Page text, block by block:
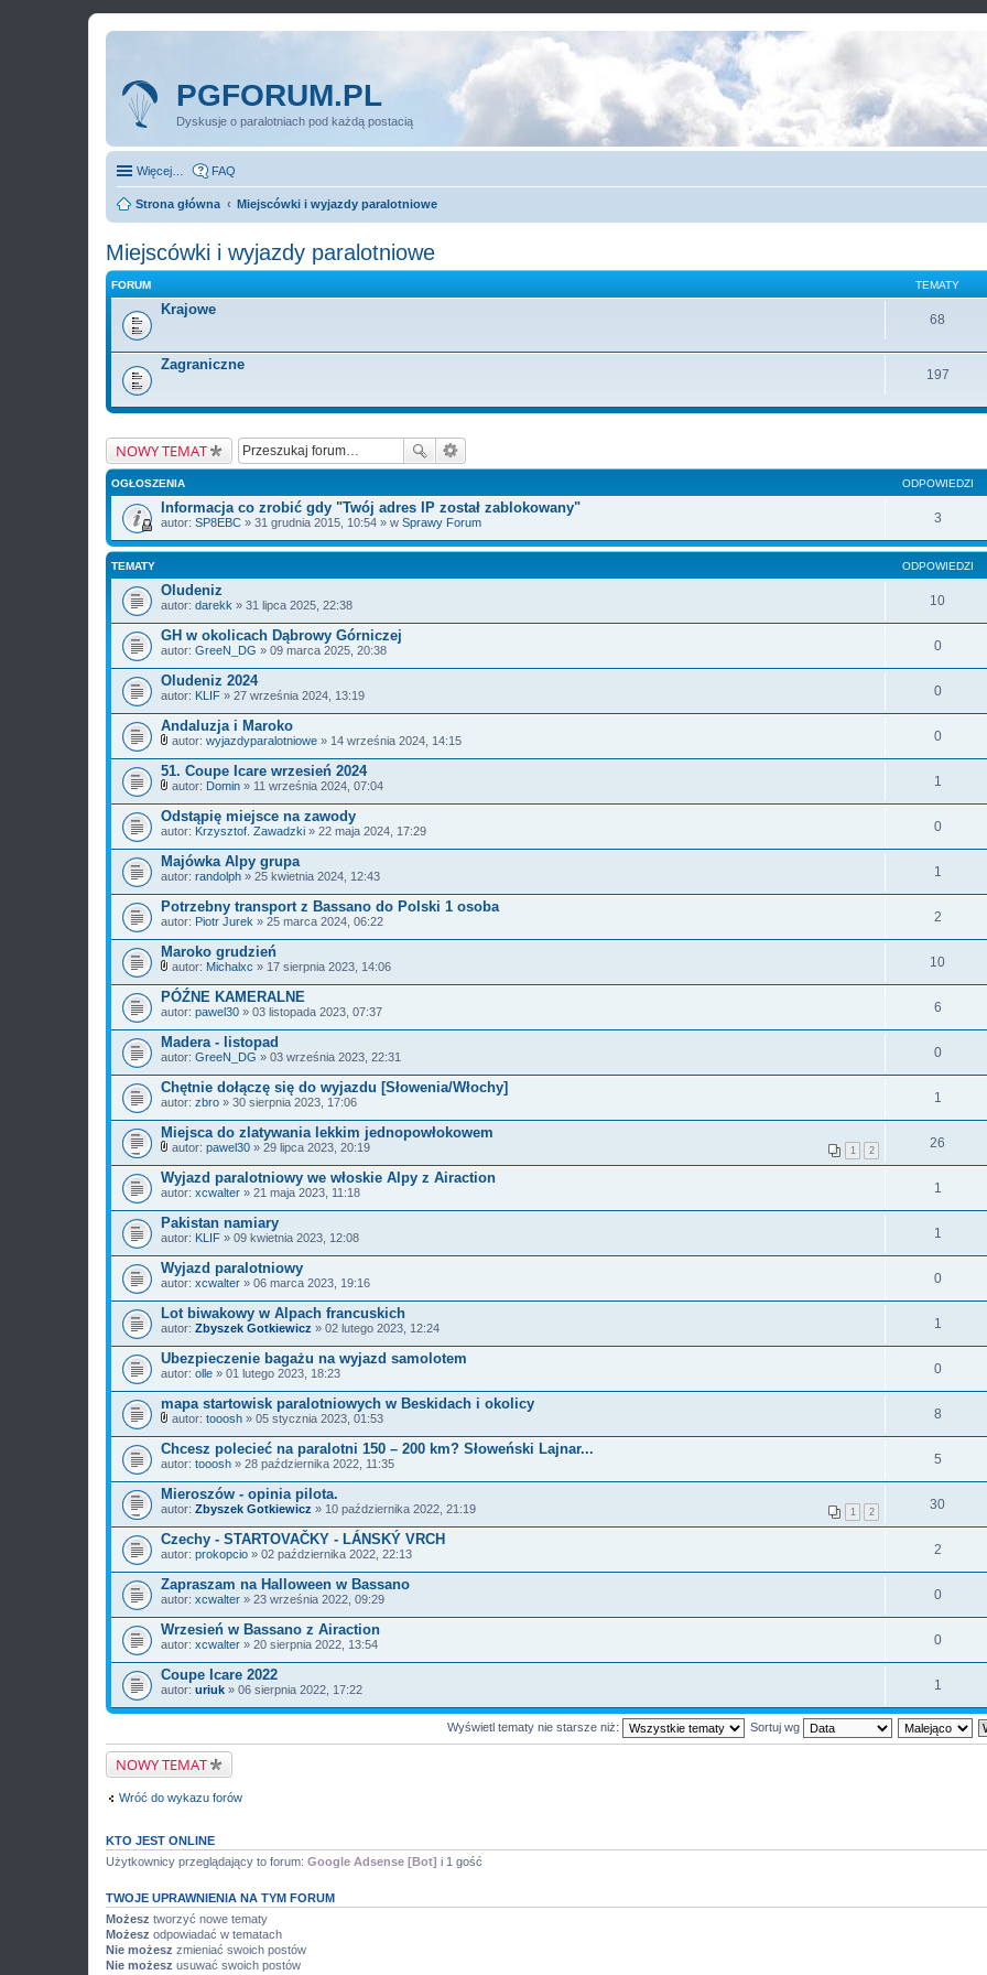
PGFORUM.PL
Dyskusje o paralotniach pod każdą postacią
Więcej… FAQ
Strona główna Miejscówki i wyjazdy paralotniowe
Miejscówki i wyjazdy paralotniowe
FORUM TEMATY
Krajowe
68
Zagraniczne
197
NOWY TEMAT
OGŁOSZENIA ODPOWIEDZI
Informacja co zrobić gdy "Twój adres IP został zablokowany"
autor: SP8EBC » 31 grudnia 2015, 10:54 » w Sprawy Forum 3
TEMATY ODPOWIEDZI
Oludeniz
autor: darekk » 31 lipca 2025, 22:38 10
GH w okolicach Dąbrowy Górniczej
autor: GreeN_DG » 09 marca 2025, 20:38 0
Oludeniz 2024
autor: KLIF » 27 września 2024, 13:19 0
Andaluzja i Maroko
a
ł
ą
c
z
n
k
i
autor: wyjazdyparalotniowe » 14 września 2024, 14:15 0
51. Coupe Icare wrzesień 2024
a
ł
ą
c
z
n
k
autor: Domin » 11 września 2024, 07:04 1
Odstąpię miejsce na zawody
autor: Krzysztof. Zawadzki » 22 maja 2024, 17:29 0
Majówka Alpy grupa
autor: randolph » 25 kwietnia 2024, 12:43 1
Potrzebny transport z Bassano do Polski 1 osoba
autor: Piotr Jurek » 25 marca 2024, 06:22 2
Maroko grudzień
a
ą
c
z
n
k
i
autor: Michalxc » 17 sierpnia 2023, 14:06 10
PÓŹNE KAMERALNE
autor: pawel30 » 03 listopada 2023, 07:37 6
Madera - listopad
autor: GreeN_DG » 03 września 2023, 22:31 0
Chętnie dołączę się do wyjazdu [Słowenia/Włochy]
autor: zbro » 30 sierpnia 2023, 17:06 1
Miejsca do zlatywania lekkim jednopowłokowem
1 2
a
ł
ą
c
z
n
k
i
autor: pawel30 » 29 lipca 2023, 20:19 26
Wyjazd paralotniowy we włoskie Alpy z Airaction
autor: xcwalter » 21 maja 2023, 11:18 1
Pakistan namiary
autor: KLIF » 09 kwietnia 2023, 12:08 1
Wyjazd paralotniowy
autor: xcwalter » 06 marca 2023, 19:16 0
Lot biwakowy w Alpach francuskich
autor: Zbyszek Gotkiewicz » 02 lutego 2023, 12:24 1
Ubezpieczenie bagażu na wyjazd samolotem
autor: olle » 01 lutego 2023, 18:23 0
mapa startowisk paralotniowych w Beskidach i okolicy
a
ł
ą
c
z
n
k
i
autor: tooosh » 05 stycznia 2023, 01:53 8
Chcesz polecieć na paralotni 150 – 200 km? Słoweński Lajnar...
autor: tooosh » 28 października 2022, 11:35 5
Mieroszów - opinia pilota.
1 2
autor: Zbyszek Gotkiewicz » 10 października 2022, 21:19 30
Czechy - STARTOVAČKY - LÁNSKÝ VRCH
autor: prokopcio » 02 października 2022, 22:13 2
Zapraszam na Halloween w Bassano
autor: xcwalter » 23 września 2022, 09:29 0
Wrzesień w Bassano z Airaction
autor: xcwalter » 20 sierpnia 2022, 13:54 0
Coupe Icare 2022
autor: uriuk » 06 sierpnia 2022, 17:22 1
Wyświetl tematy nie starsze niż: Sortuj wg
NOWY TEMAT
Wróć do wykazu forów
KTO JEST ONLINE
Użytkownicy przeglądający to forum: Google Adsense [Bot] i 1 gość
TWOJE UPRAWNIENIA NA TYM FORUM
Możesz tworzyć nowe tematy
Możesz odpowiadać w tematach
Nie możesz zmieniać swoich postów
Nie możesz usuwać swoich postów